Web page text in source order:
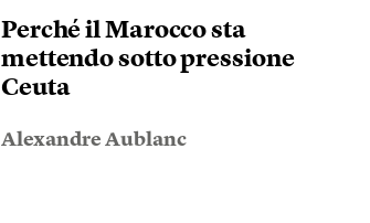
Perché il Marocco sta
mettendo sotto pressione
Ceuta
Alexandre Aublanc